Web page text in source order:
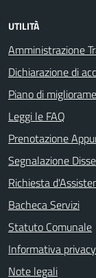
UTILITÀ
Amministrazione
Dichiarazione di
Piano di
Leggi le FAQ
Prenotazione
Segnalazione
Richiesta
Bacheca Servizi
Statuto Comunale
Informativa privacy
Note legali